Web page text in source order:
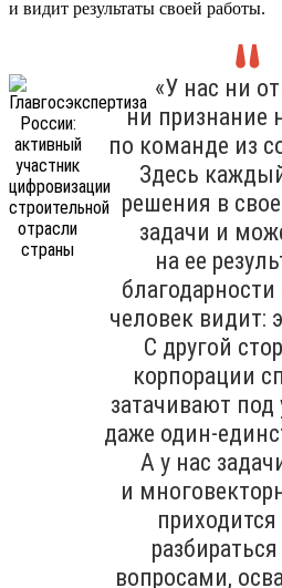
и видит результаты своей работы.
«У нас ни
ни признание
по команде из
Здесь
решения в
задачи и
на ее
человек видит:
С другой
корпорации
затачивают
даже один-
А у нас
и
вопросами,